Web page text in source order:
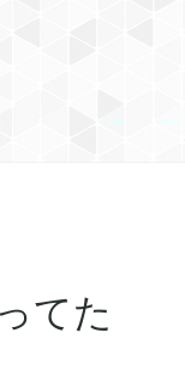
てた